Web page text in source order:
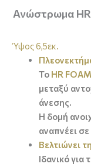
Ανώστρωμα HR
Ύψος 6,5εκ.
Το HR FOAM
μεταξύ
άνεσης.
Η δομή
αναπνέει
Βελτιώνει
Ιδανικό